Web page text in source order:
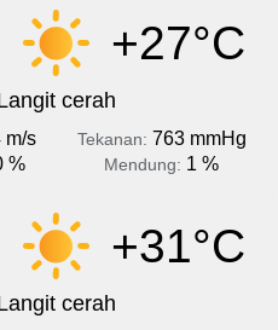
+27°C
cerah
m/s Tekanan: 763 mmHg
% Mendung: 1 %
+31°C
cerah